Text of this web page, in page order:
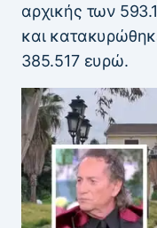
αρχικής των
και
385.517 ευρώ.